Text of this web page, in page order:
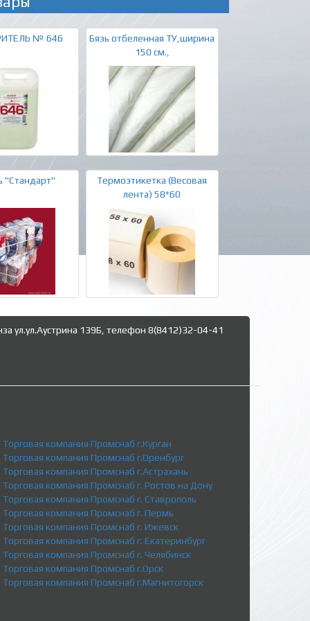
№ 646
Бязь отбеленная ТУ,ширина
150 см.,
"Стандарт"
Термоэтикетка (Весовая
лента) 58*60
ул.ул.Аустрина 139Б, телефон 8(8412)32-04-41
Торговая компания Промснаб г.Курган
Торговая компания Промснаб г.Оренбург
Торговая компания Промснаб г.Астрахань
Торговая компания Промснаб г. Ростов на Дону
Торговая компания Промснаб г. Ставрополь
Торговая компания Промснаб г. Пермь
Торговая компания Промснаб г. Ижевск
Торговая компания Промснаб г. Екатеринбург
Торговая компания Промснаб г. Челябинск
Торговая компания Промснаб г.Орск
Торговая компания Промснаб г.Магнитогорск